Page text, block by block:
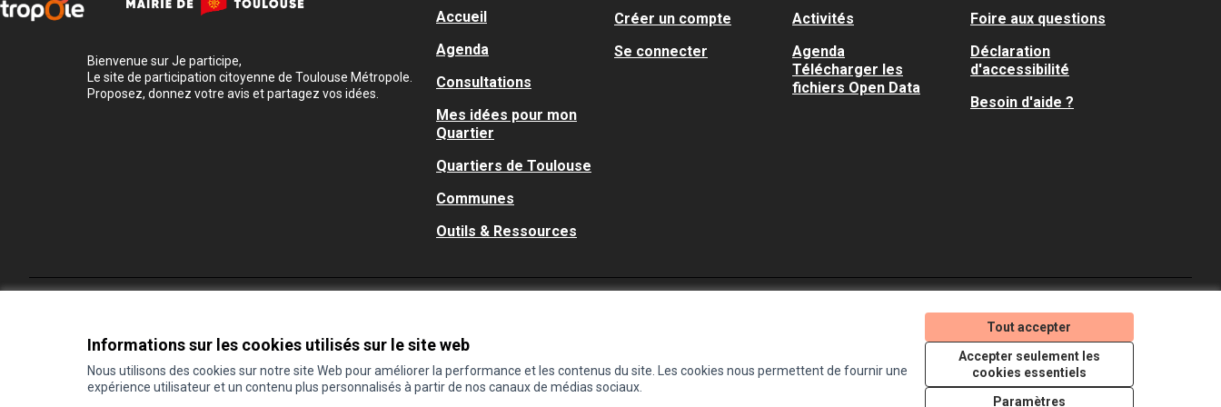
Informations sur les cookies utilisés sur le site web
Nous utilisons des cookies sur notre site Web pour améliorer la performance et les contenus du site. Les cookies nous permettent de fournir une
expérience utilisateur et un contenu plus personnalisés à partir de nos canaux de médias sociaux.
Tout accepter
Accepter seulement les
cookies essentiels
Paramètres
Bienvenue sur Je participe,
Le site de participation citoyenne de Toulouse Métropole.
Proposez, donnez votre avis et partagez vos idées.
Accueil
Agenda
Consultations
Mes idées pour mon
Quartier
Quartiers de Toulouse
Communes
Outils & Ressources
Créer un compte
Se connecter
Activités
Agenda
Télécharger les
fichiers Open Data
Foire aux questions
Déclaration
d'accessibilité
Besoin d'aide ?
(Lien externe)
(Lien externe)
(Lien externe)
Licence Creative
(Lien externe)